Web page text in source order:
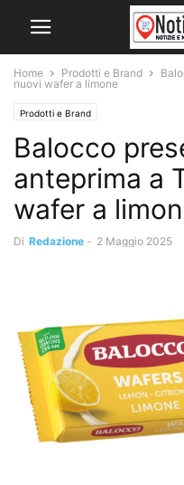
Home Prodotti e Brand
nuovi wafer a limone
Prodotti e Brand
Balocco
anteprima a
wafer a
Di Redazione - 2 Maggio 2025